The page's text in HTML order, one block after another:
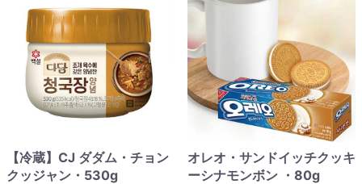
【冷蔵】CJ ダダム・チョン
クッジャン・530g
オレオ・サンドイッチクッキ
ーシナモンボン ・80g